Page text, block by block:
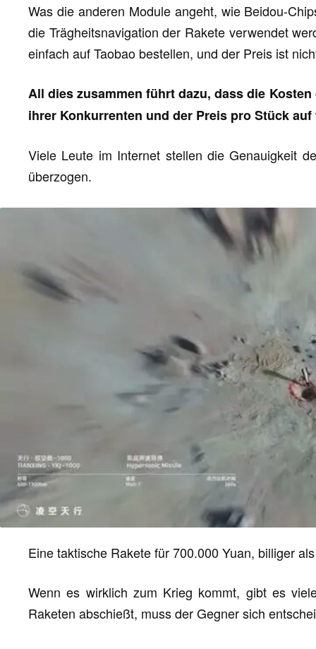
Was die anderen Module angeht, wie Beidou-
die Trägheitsnavigation der Rakete verwendet
einfach auf Taobao bestellen, und der Preis ist
All dies zusammen führt dazu, dass die
ihrer Konkurrenten und der Preis pro Stück
Viele Leute im Internet stellen die Genauigkeit
überzogen.
Eine taktische Rakete für 700.000 Yuan, billiger
Wenn es wirklich zum Krieg kommt, gibt es
Raketen abschießt, muss der Gegner sich